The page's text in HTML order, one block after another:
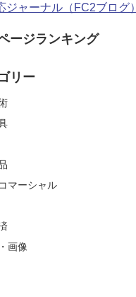
ジャーナル（FC2ブログ）
ージランキング
リー
マーシャル
画像